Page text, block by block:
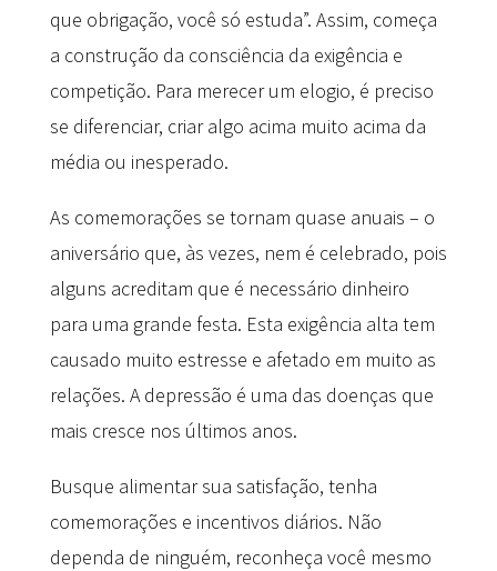
que obrigação, você só estuda”. Assim, começa
a construção da consciência da exigência e
competição. Para merecer um elogio, é preciso
se diferenciar, criar algo acima muito acima da
média ou inesperado.
As comemorações se tornam quase anuais – o
aniversário que, às vezes, nem é celebrado, pois
alguns acreditam que é necessário dinheiro
para uma grande festa. Esta exigência alta tem
causado muito estresse e afetado em muito as
relações. A depressão é uma das doenças que
mais cresce nos últimos anos.
Busque alimentar sua satisfação, tenha
comemorações e incentivos diários. Não
dependa de ninguém, reconheça você mesmo